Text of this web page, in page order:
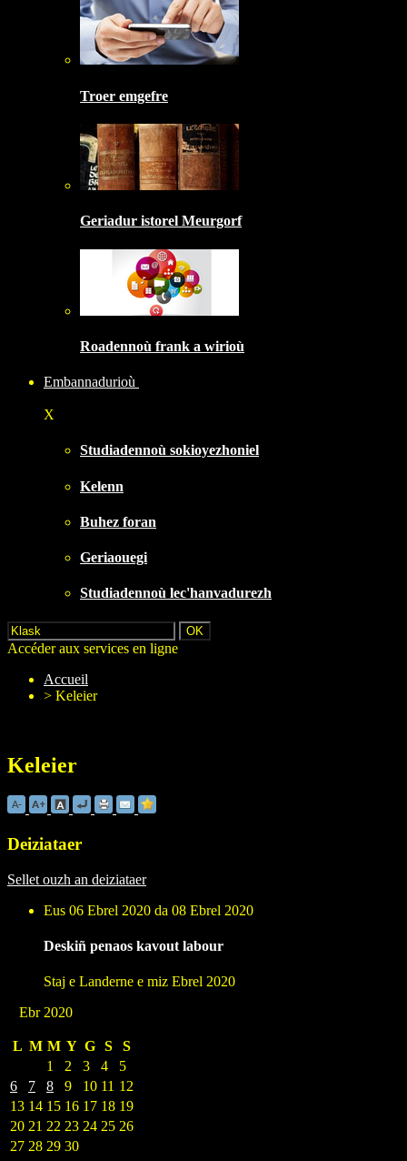
Troer emgefre
Geriadur istorel Meurgorf
Roadennoù frank a wirioù
Embannadurioù
X
Studiadennoù sokioyezhoniel
Kelenn
Buhez foran
Geriaouegi
Studiadennoù lec'hanvadurezh
Accéder aux services en ligne
Accueil
> Keleier
Keleier
Deiziataer
Sellet ouzh an deiziataer
Eus 06 Ebrel 2020 da 08 Ebrel 2020
Deskiñ penaos kavout labour
Staj e Landerne e miz Ebrel 2020
Ebr 2020
L M M Y G S
S
1
2 3 4
5
6
7 8 9 10 11 12
13 14 15 16 17 18 19
20 21 22 23 24 25 26
27 28 29 30